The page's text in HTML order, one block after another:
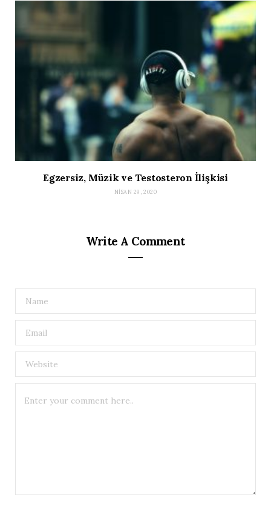
Egzersiz, Müzik ve Testosteron İlişkisi
NISAN 29, 2020
Write A Comment